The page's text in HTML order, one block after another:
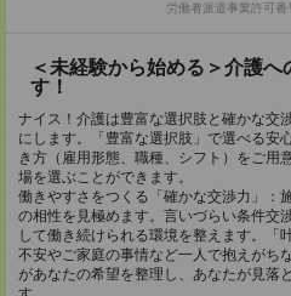
労働者派遣事業許可
＜未経験から始める＞介護へ
す！
ナイス！介護は豊富な選択肢と確かな交
にします。「豊富な選択肢」で選べる安
き方（雇用形態、職種、シフト）をご用
場を選ぶことができます。
働きやすさをつくる「確かな交渉力」：
の相性を見極めます。言いづらい条件交
して働き続けられる環境を整えます。「
不安やご家庭の事情など一人で抱えがち
があなたの希望を整理し、あなたが見落